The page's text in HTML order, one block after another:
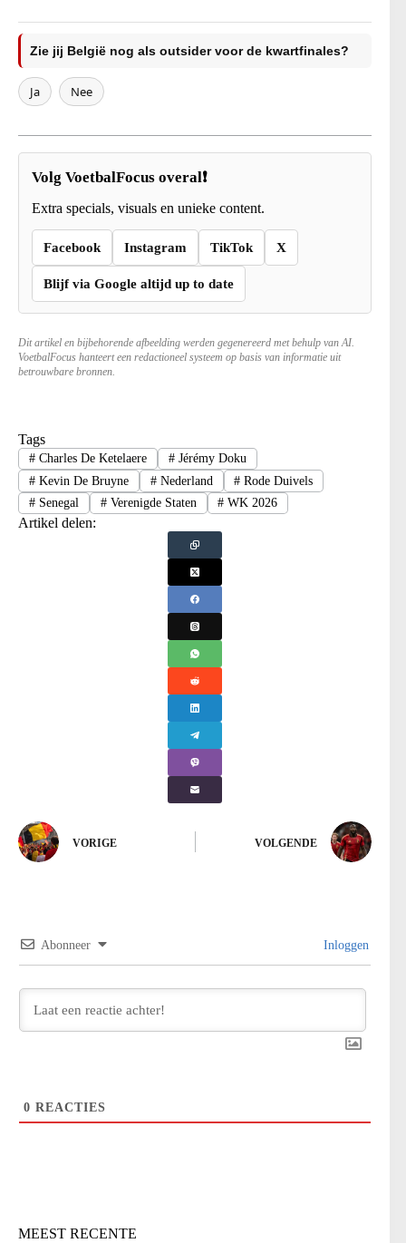
Zie jij België nog als outsider voor de kwartfinales?
Ja Nee
Volg VoetbalFocus overal❗
Extra specials, visuals en unieke content.
Facebook Instagram TikTok X
Blijf via Google altijd up to date
Dit artikel en bijbehorende afbeelding werden gegenereerd met behulp van AI.
VoetbalFocus hanteert een redactioneel systeem op basis van informatie uit
betrouwbare bronnen.
Tags
#Charles De Ketelaere #Jérémy Doku
#Kevin De Bruyne #Nederland # Rode Duivels
#Senegal #Verenigde Staten # WK 2026
Artikel delen:
VORIGE VOLGENDE
Abonneer Inloggen
0 REACTIES
MEEST RECENTE